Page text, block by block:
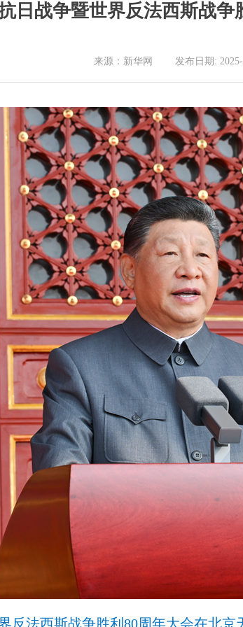
日战争暨世界反法西斯战争
来源：新华网 发布日期: 2025-
反法西斯战争胜利80周年大会在北